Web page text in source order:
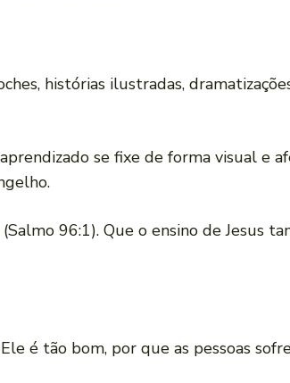
histórias ilustradas,
se fixe de forma visual e
96:1). Que o ensino de Jesus
é tão bom, por que as pessoas